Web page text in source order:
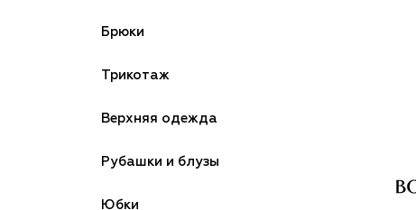
Брюки
Трикотаж
Верхняя одежда
Рубашки и блузы
Юбки